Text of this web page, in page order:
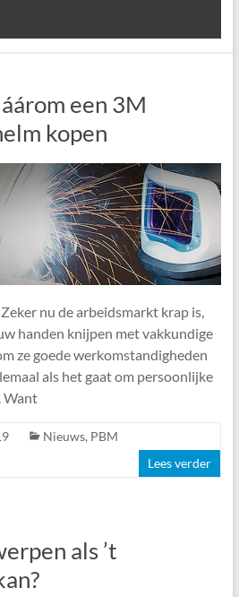
een 3M
kopen
nu de arbeidsmarkt krap is,
handen knijpen met vakkundige
ze goede werkomstandigheden
als het gaat om persoonlijke
Want
Nieuws, PBM
Lees verder
als ’t